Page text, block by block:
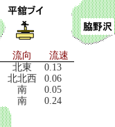
流向
流速
北東
0.13
北北西
0.06
南
0.05
南 0.24